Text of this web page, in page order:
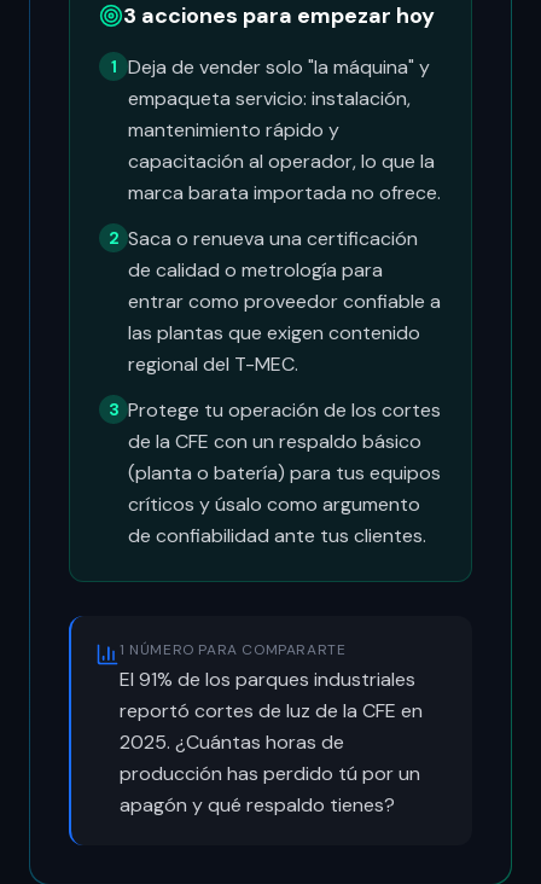
3 acciones para empezar hoy
1 Deja de vender solo "la máquina" y
empaqueta servicio: instalación,
mantenimiento rápido y
capacitación al operador, lo que la
marca barata importada no ofrece.
2 Saca o renueva una certificación
de calidad o metrología para
entrar como proveedor confiable a
las plantas que exigen contenido
regional del T-MEC.
3 Protege tu operación de los cortes
de la CFE con un respaldo básico
(planta o batería) para tus equipos
críticos y úsalo como argumento
de confiabilidad ante tus clientes.
1 NÚMERO PARA COMPARARTE
El 91% de los parques industriales
reportó cortes de luz de la CFE en
2025. ¿Cuántas horas de
producción has perdido tú por un
apagón y qué respaldo tienes?